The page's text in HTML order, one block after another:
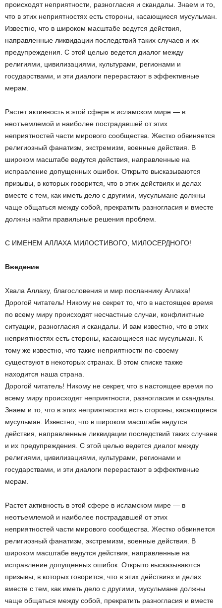
происходят неприятности, разногласия и скандалы. Знаем и то,
что в этих неприятностях есть стороны, касающиеся мусульман.
Известно, что в широком масштабе ведутся действия,
направленные ликвидации последствий таких случаев и их
предупреждения. С этой целью ведется диалог между
религиями, цивилизациями, культурами, регионами и
государствами, и эти диалоги перерастают в эффективные
мерам.
Растет активность в этой сфере в исламском мире — в
неотъемлемой и наиболее пострадавшей от этих
неприятностей части мирового сообщества. Жестко обвиняется
религиозный фанатизм, экстремизм, военные действия. В
широком масштабе ведутся действия, направленные на
исправление допущенных ошибок. Открыто высказываются
призывы, в которых говорится, что в этих действиях и делах
вместе с тем, как иметь дело с другими, мусульмане должны
чаще общаться между собой, прекратить разногласия и вместе
должны найти правильные решения проблем.
С ИМЕНЕМ АЛЛАХА МИЛОСТИВОГО, МИЛОСЕРДНОГО!
Введение
Хвала Аллаху, благословения и мир посланнику Аллаха!
Дорогой читатель! Никому не секрет то, что в настоящее время
по всему миру происходят несчастные случаи, конфликтные
ситуации, разногласия и скандалы. И вам известно, что в этих
неприятностях есть стороны, касающиеся нас мусульман. К
тому же известно, что такие неприятности по-своему
существуют в некоторых странах. В этом списке также
находится наша страна.
Дорогой читатель! Никому не секрет, что в настоящее время по
всему миру происходят неприятности, разногласия и скандалы.
Знаем и то, что в этих неприятностях есть стороны, касающиеся
мусульман. Известно, что в широком масштабе ведутся
действия, направленные ликвидации последствий таких случаев
и их предупреждения. С этой целью ведется диалог между
религиями, цивилизациями, культурами, регионами и
государствами, и эти диалоги перерастают в эффективные
мерам.
Растет активность в этой сфере в исламском мире — в
неотъемлемой и наиболее пострадавшей от этих
неприятностей части мирового сообщества. Жестко обвиняется
религиозный фанатизм, экстремизм, военные действия. В
широком масштабе ведутся действия, направленные на
исправление допущенных ошибок. Открыто высказываются
призывы, в которых говорится, что в этих действиях и делах
вместе с тем, как иметь дело с другими, мусульмане должны
чаще общаться между собой, прекратить разногласия и вместе